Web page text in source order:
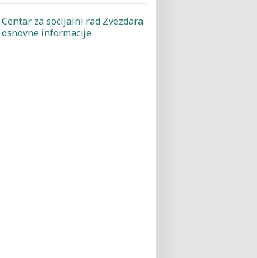
Centar za socijalni rad Zvezdara:
osnovne informacije